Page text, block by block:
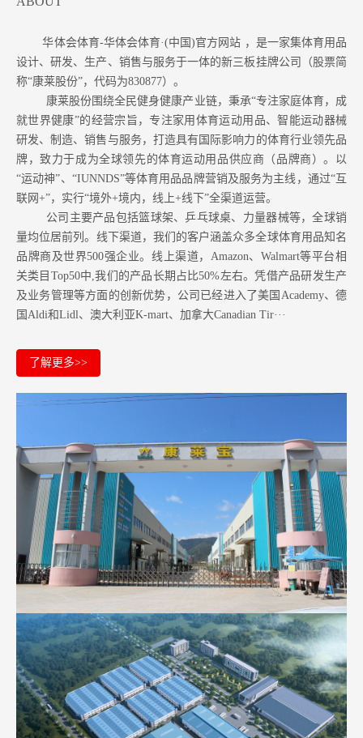
华体会体育-华体会体育·(中国)官方网站 ，是一家集体育用品
设计、研发、生产、销售与服务于一体的新三板挂牌公司（股票简
称“康莱股份”，代码为830877）。
康莱股份围绕全民健身健康产业链，秉承“专注家庭体育，成
就世界健康”的经营宗旨，专注家用体育运动用品、智能运动器械
研发、制造、销售与服务，打造具有国际影响力的体育行业领先品
牌，致力于成为全球领先的体育运动用品供应商（品牌商）。以
“运动神”、“IUNNDS”等体育用品品牌营销及服务为主线，通过“互
联网+”，实行“境外+境内，线上+线下”全渠道运营。
公司主要产品包括篮球架、乒乓球桌、力量器械等，全球销
量均位居前列。 线下渠道，我们的客户涵盖众多全球体育用品知名
品牌商及世界500强企业。 线上渠道，Amazon、Walmart等平台相
关类目Top50中,我们的产品长期占比50%左右。凭借产品研发生产
及业务管理等方面的创新优势，公司已经进入了美国Academy、德
国Aldi和Lidl、澳大利亚K-mart、加拿大Canadian Tir···
了解更多>>